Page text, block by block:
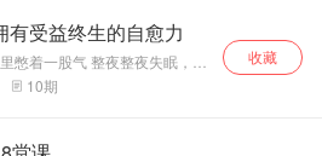
有受益终生的自愈力
憋着一股气 整夜整夜失眠，想
力让自己好起来，糟糕情绪总
人普遍焦虑的背景下，焦虑成
一起走近焦虑 中国式的焦虑出
10期
收藏